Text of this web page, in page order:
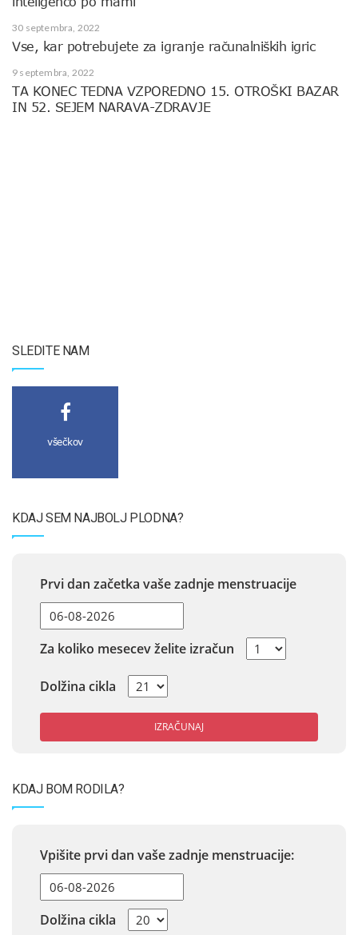
30 septembra, 2022
Vse, kar potrebujete za igranje računalniških igric
9 septembra, 2022
TA KONEC TEDNA VZPOREDNO 15. OTROŠKI BAZAR
IN 52. SEJEM NARAVA-ZDRAVJE
SLEDITE NAM
všečkov
KDAJ SEM NAJBOLJ PLODNA?
Prvi dan začetka vaše zadnje menstruacije
Za koliko mesecev želite izračun
Dolžina cikla
IZRAČUNAJ
KDAJ BOM RODILA?
Vpišite prvi dan vaše zadnje menstruacije:
Dolžina cikla